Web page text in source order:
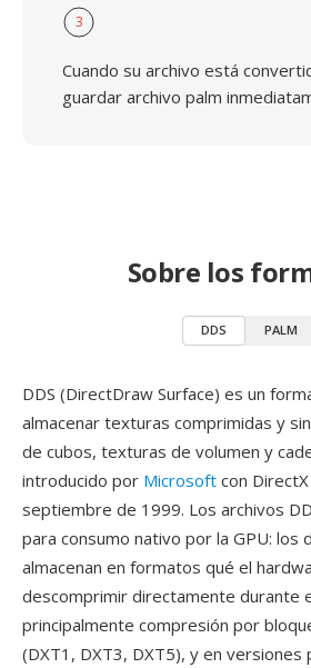
3
Cuando su archivo está
guardar archivo palm
Sobre los
DDS PALM
DDS (DirectDraw Surface) es un
almacenar texturas comprimidas y
de cubos, texturas de volumen y
introducido por Microsoft con
septiembre de 1999. Los archivos
para consumo nativo por la GPU: los
almacenan en formatos qué el
descomprimir directamente durante
principalmente compresión por
(DXT1, DXT3, DXT5), y en